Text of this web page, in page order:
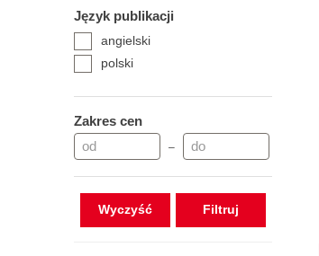
Język publikacji
angielski
polski
Zakres cen
–
Wyczyść